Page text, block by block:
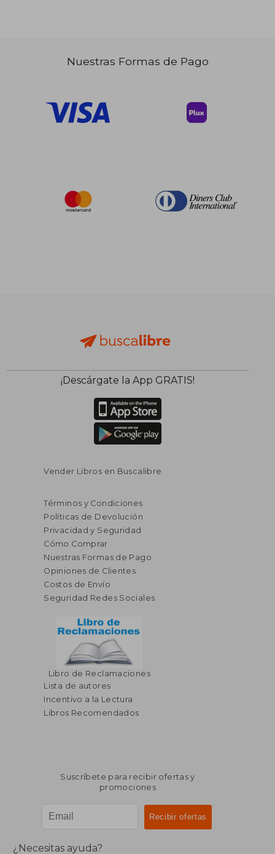
Nuestras Formas de Pago
¡Descárgate la App GRATIS!
Vender Libros en Buscalibre
Términos y Condiciones
Políticas de Devolución
Privacidad y Seguridad
Cómo Comprar
Nuestras Formas de Pago
Opiniones de Clientes
Costos de Envío
Seguridad Redes Sociales
Libro de Reclamaciones
Lista de autores
Incentivo a la Lectura
Libros Recomendados
Suscríbete para recibir ofertas y
promociones
¿Necesitas ayuda?